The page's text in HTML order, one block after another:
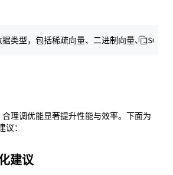
理调优能显著提升性能与效率。下面为
：
建议